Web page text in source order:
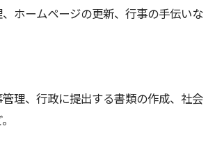
ホームページの更新、行事の手伝いな
理、行政に提出する書類の作成、社会